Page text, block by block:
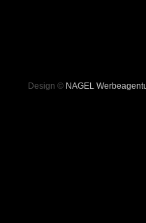
Design © NAGEL